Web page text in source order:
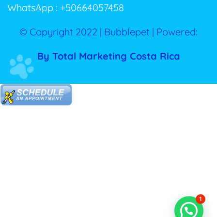
WhatsApp : +50664057458
© Copyright 2022 | Bubblepet | Powered:
By Total Marketing Costa Rica
1